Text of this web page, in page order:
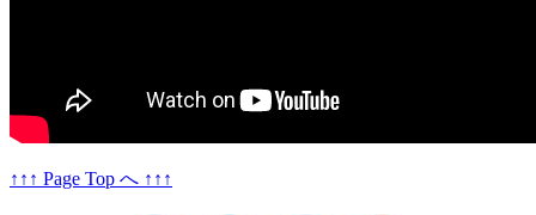
↑↑↑ Page Top へ ↑↑↑